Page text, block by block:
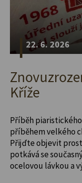
22. 6. 2026
Kříže
Příběh
příběhem velkého
Přijďte objevit
potkává se
ocelovou lávkou a